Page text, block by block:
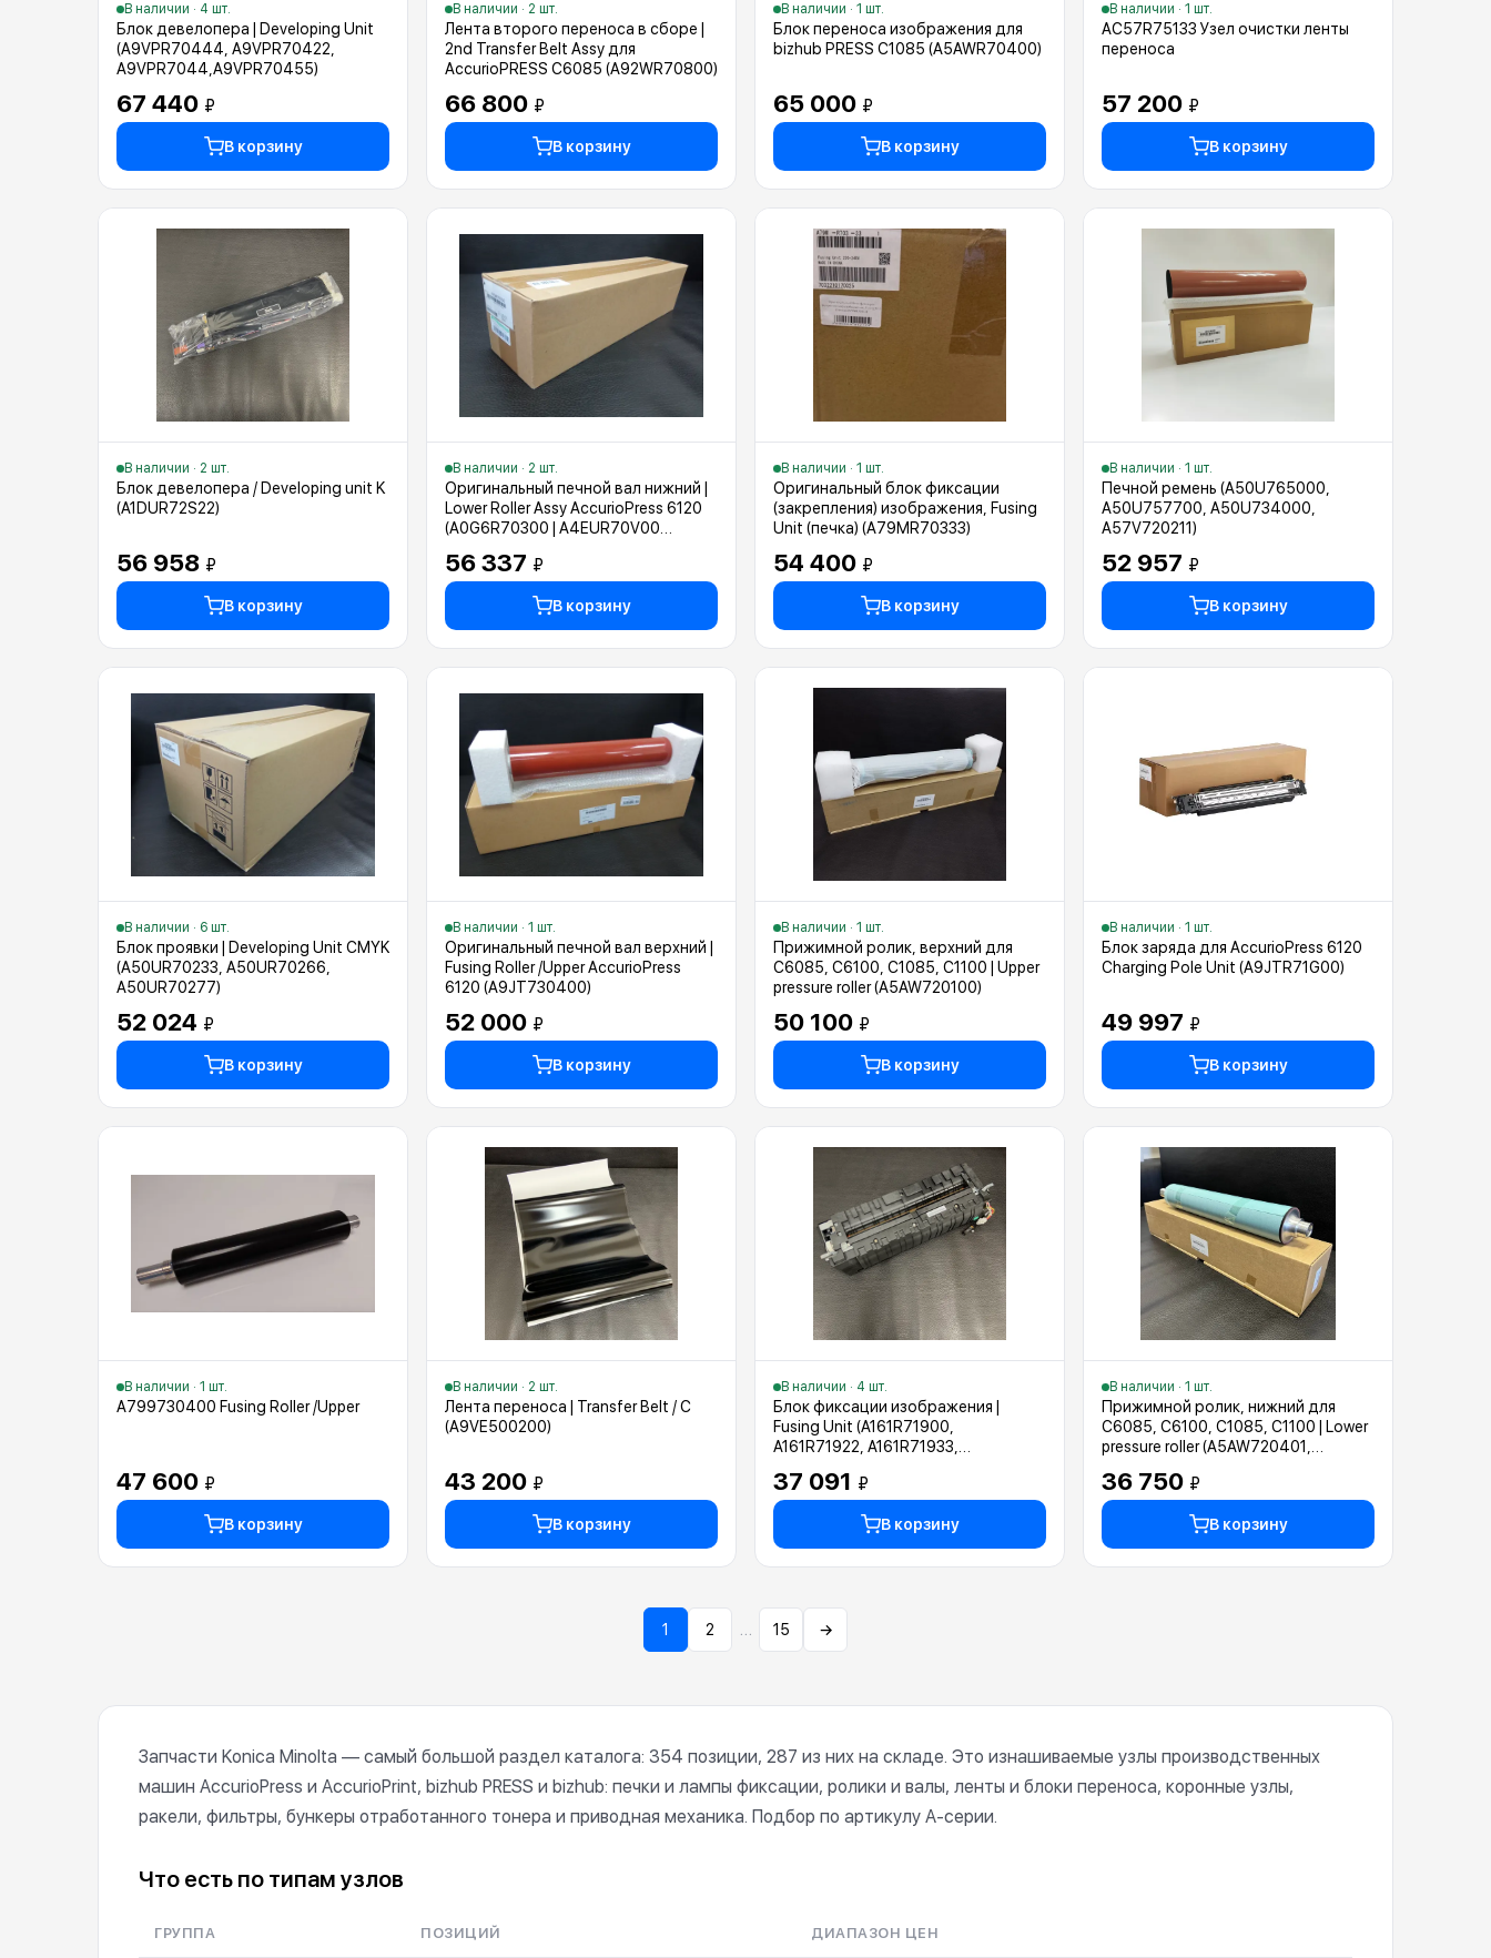
В наличии · 4 шт.
Блок девелопера | Developing Unit
(A9VPR70444, A9VPR70422,
A9VPR7044,A9VPR70455)
67 440 ₽
В корзину
В наличии · 2 шт.
Лента второго переноса в сборе |
2nd Transfer Belt Assy для
AccurioPRESS C6085 (A92WR70800)
66 800 ₽
В корзину
В наличии · 1 шт.
Блок переноса изображения для
bizhub PRESS C1085 (A5AWR70400)
65 000 ₽
В корзину
В наличии · 1 шт.
AC57R75133 Узел очистки ленты
переноса
57 200 ₽
В корзину
В наличии · 2 шт.
Блок девелопера / Developing unit K
(A1DUR72S22)
56 958 ₽
В корзину
В наличии · 2 шт.
Оригинальный печной вал нижний |
Lower Roller Assy AccurioPress 6120
(A0G6R70300 | A4EUR70V00
56 337 ₽
В корзину
В наличии · 1 шт.
Оригинальный блок фиксации
(закрепления) изображения, Fusing
Unit (печка) (A79MR70333)
54 400 ₽
В корзину
В наличии · 1 шт.
Печной ремень (A50U765000,
A50U757700, A50U734000,
A57V720211)
52 957 ₽
В корзину
В наличии · 6 шт.
Блок проявки | Developing Unit CMYK
(A50UR70233, A50UR70266,
A50UR70277)
52 024 ₽
В корзину
В наличии · 1 шт.
Оригинальный печной вал верхний |
Fusing Roller /Upper AccurioPress
6120 (A9JT730400)
52 000 ₽
В корзину
В наличии · 1 шт.
Прижимной ролик, верхний для
C6085, C6100, C1085, C1100 | Upper
pressure roller (A5AW720100)
50 100 ₽
В корзину
В наличии · 1 шт.
Блок заряда для AccurioPress 6120
Charging Pole Unit (A9JTR71G00)
49 997 ₽
В корзину
В наличии · 1 шт.
A799730400 Fusing Roller /Upper
47 600 ₽
В корзину
В наличии · 2 шт.
Лента переноса | Transfer Belt / C
(A9VE500200)
43 200 ₽
В корзину
В наличии · 4 шт.
Блок фиксации изображения |
Fusing Unit (A161R71900,
A161R71922, A161R71933,
37 091 ₽
В корзину
В наличии · 1 шт.
Прижимной ролик, нижний для
C6085, C6100, C1085, C1100 | Lower
pressure roller (A5AW720401,
36 750 ₽
В корзину
1 2 … 15 →
Запчасти Konica Minolta — самый большой раздел каталога: 354 позиции, 287 из них на складе. Это изнашиваемые узлы производственных
машин AccurioPress и AccurioPrint, bizhub PRESS и bizhub: печки и лампы фиксации, ролики и валы, ленты и блоки переноса, коронные узлы,
ракели, фильтры, бункеры отработанного тонера и приводная механика. Подбор по артикулу A-серии.
Что есть по типам узлов
ГРУППА ПОЗИЦИЙ ДИАПАЗОН ЦЕН